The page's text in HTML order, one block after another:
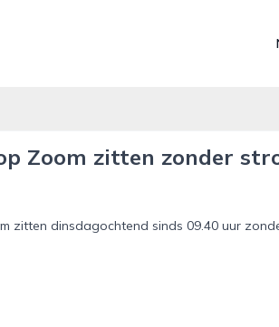
Zoom zitten zonder
zitten dinsdagochtend sinds 09.40 uur